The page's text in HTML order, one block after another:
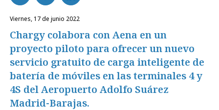
viernes, 17 de junio 2022
Chargy colabora con Aena en un
proyecto piloto para ofrecer un nuevo
servicio gratuito de carga inteligente de
batería de móviles en las terminales 4 y
4S del Aeropuerto Adolfo Suárez
Madrid-Barajas.